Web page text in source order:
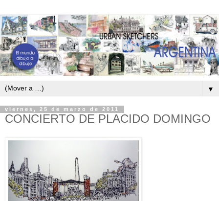
▼
viernes, 25 de marzo de 2011
CONCIERTO DE PLACIDO DOMINGO